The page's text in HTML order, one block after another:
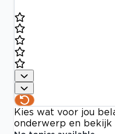
Kies wat voor jou
onderwerp en bekijk